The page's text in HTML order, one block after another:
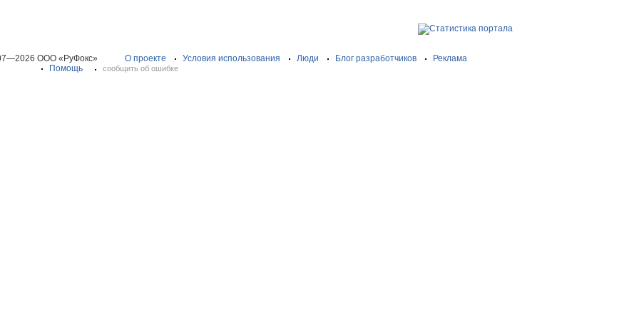
ООО «РуФокс» О проекте Условия использования Люди Блог разработчиков
Реклама
Помощь
сообщить об ошибке